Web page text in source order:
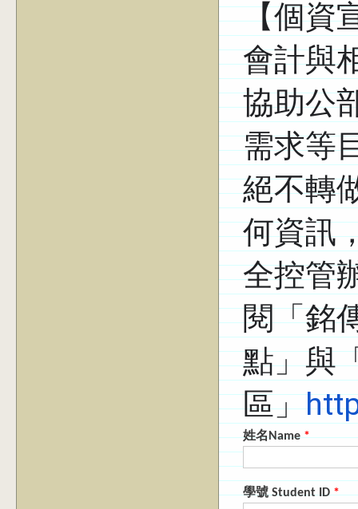
【個資
會計與
協助公
需求等
絕不轉
何資訊
全控管
閱「銘
點」與
區」
姓名Name*
學號 Student ID*